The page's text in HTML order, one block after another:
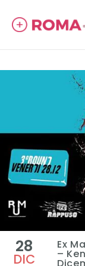
28
DIC
Ex
–